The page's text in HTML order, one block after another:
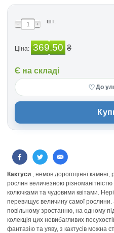
шт.
Ціна: 369.50 ₴
Є на складі
♡До
Кактуси , немов дорогоцінні
рослин величезною
колючками та чудовими квітами.
перевищує величину самої
повільному зростанню, на одному
колекція цих невибагливих
фантазію та уяву, з кактусів можна